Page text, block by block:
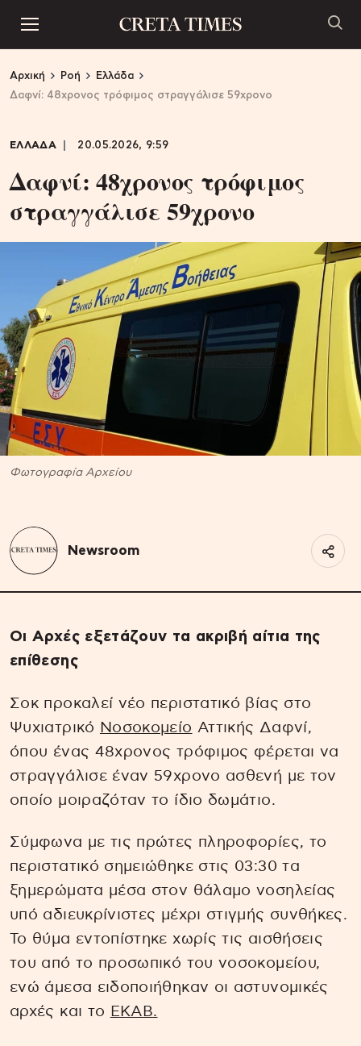
Αρχική Ροή
Ελλάδα
Δαφνί: 48χρονος τρόφιμος στραγγάλισε 59χρονο
ΕΛΛΑΔΑ 20.05.2026, 9:59
Δαφνί: 48χρονος τρόφιμος
στραγγάλισε 59χρονο
Φωτογραφία Αρχείου
Newsroom
Οι Αρχές εξετάζουν τα ακριβή αίτια της
επίθεσης
Σοκ προκαλεί νέο περιστατικό βίας στο
Ψυχιατρικό Νοσοκομείο Αττικής Δαφνί,
όπου ένας 48χρονος τρόφιμος φέρεται να
στραγγάλισε έναν 59χρονο ασθενή με τον
οποίο μοιραζόταν το ίδιο δωμάτιο.
Σύμφωνα με τις πρώτες πληροφορίες, το
περιστατικό σημειώθηκε στις 03:30 τα
ξημερώματα μέσα στον θάλαμο νοσηλείας
υπό αδιευκρίνιστες μέχρι στιγμής συνθήκες.
Το θύμα εντοπίστηκε χωρίς τις αισθήσεις
του από το προσωπικό του νοσοκομείου,
ενώ άμεσα ειδοποιήθηκαν οι αστυνομικές
αρχές και το ΕΚΑΒ.